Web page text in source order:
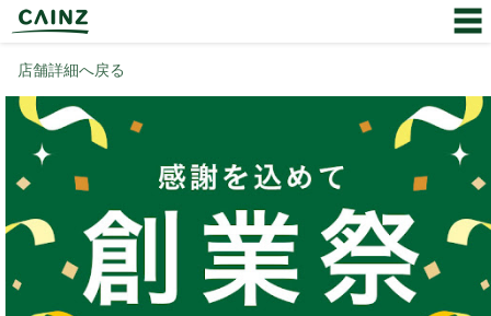
店舗詳細へ戻る